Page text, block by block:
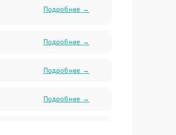
Подробнее →
Подробнее →
Подробнее →
Подробнее →